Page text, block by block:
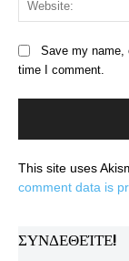
Save my name,
time I comment.
This site uses
comment data is
ΣΥΝΔΕΘΕΊΤΕ!